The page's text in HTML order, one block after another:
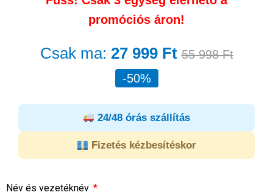
promóciós áron!
Csak ma: 27 999 Ft 55 998 Ft
-50%
24/48 órás szállítás
Fizetés kézbesítéskor
Név és vezetéknév